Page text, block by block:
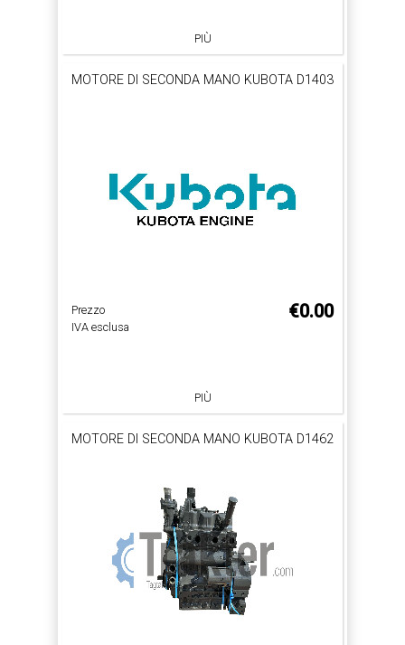
PIÙ
MOTORE DI SECONDA MANO KUBOTA D1403
Prezzo
IVA esclusa
€0.00
PIÙ
MOTORE DI SECONDA MANO KUBOTA D1462